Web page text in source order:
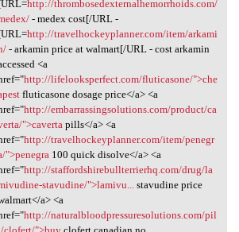
http://thrombosedexternalhemorrhoids.com/
- medex cost[/URL -
http://travelhockeyplanner.com/item/arkami
- arkamin price at walmart[/URL - cost arkamin
<a
http://lifelooksperfect.com/fluticasone/">che
fluticasone dosage price</a> <a
http://embarrassingsolutions.com/product/ca
">cavertapills</a> <a
http://travelhockeyplanner.com/item/penegr
">penegra100 quick disolve</a> <a
http://staffordshirebullterrierhq.com/drug/la
stavudine/">lamivu...stavudine price
a> <a
http://naturalbloodpressuresolutions.com/pil